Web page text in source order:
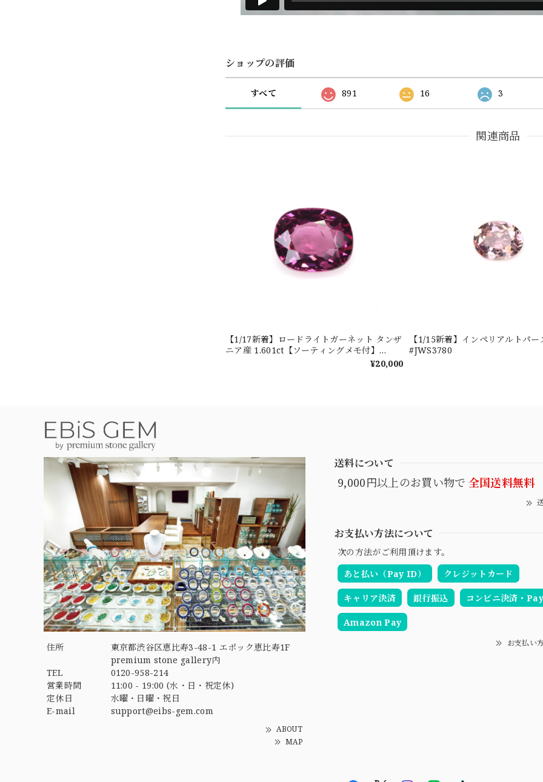
ショップの評価
すべて 891 16 3
関連商品
【1/17新着】ロードライトガーネット タンザ
ニア産 1.601ct【ソーティングメモ付】
¥20,000
【1/15新着】インペリアルトパ
#JWS3780
住所
東京都渋谷区恵比寿3-48-1 エポック恵比寿1F
premium stone gallery内
TEL
0120-958-214
営業時間
11:00 - 19:00 (水・日・祝定休)
定休日
水曜・日曜・祝日
E-mail
support@eibs-gem.com
ABOUT
MAP
送料について
9,000円以上のお買い物で 全国送料無料
お支払い方法について
次の方法がご利用頂けます。
あと払い（Pay ID）
クレジットカード
キャリア決済 銀行振込 コンビニ決済・
Amazon Pay
お支払い